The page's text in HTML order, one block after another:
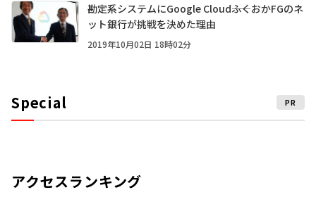
勘定系システムにGoogle Cloud――ふくおかFGのネ
ット銀行が挑戦を決めた理由
2019年10月02日 18時02分
Special PR
アクセスランキング